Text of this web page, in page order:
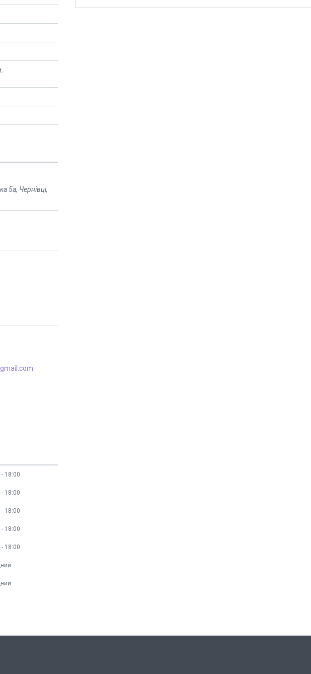
5а, Чернівці,
18:00
18:00
18:00
18:00
18:00